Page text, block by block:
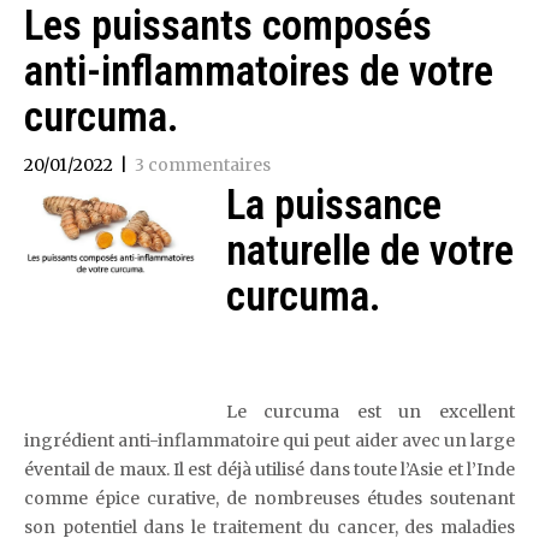
Les puissants composés
anti-inflammatoires de votre
curcuma.
20/01/2022 3 commentaires
La puissance
naturelle de votre
curcuma.
Le curcuma est un excellent
ingrédient anti-inflammatoire qui peut aider avec un large
éventail de maux. Il est déjà utilisé dans toute l’Asie et l’Inde
comme épice curative, de nombreuses études soutenant
son potentiel dans le traitement du cancer, des maladies